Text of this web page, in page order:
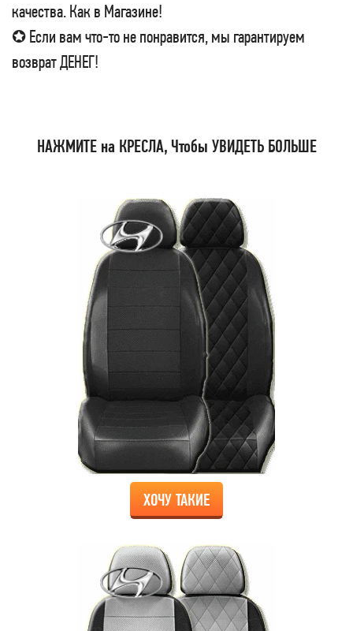
качества. Как в Магазине!
✪ Если вам что-то не понравится, мы гарантируем
возврат ДЕНЕГ!
НАЖМИТЕ на КРЕСЛА, Чтобы УВИДЕТЬ БОЛЬШЕ
ХОЧУ ТАКИЕ